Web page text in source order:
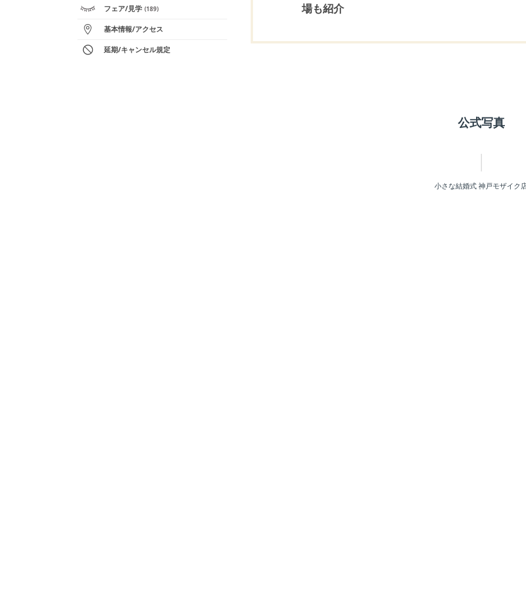
フェア/見学 (189)
基本情報/アクセス
延期/キャンセル規定
場も紹介
公式写真
小さな結婚式 神戸モザイク